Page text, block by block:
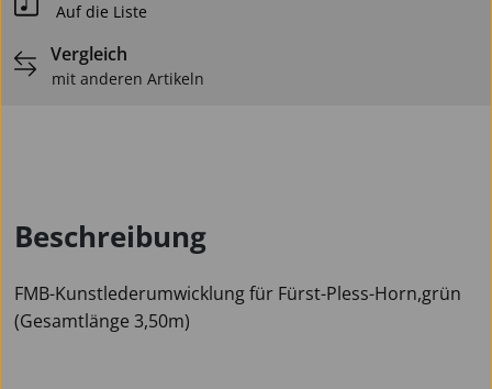
Auf die Liste
Vergleich
mit anderen Artikeln
Beschreibung
FMB-Kunstlederumwicklung für Fürst-Pless-Horn,grün
(Gesamtlänge 3,50m)